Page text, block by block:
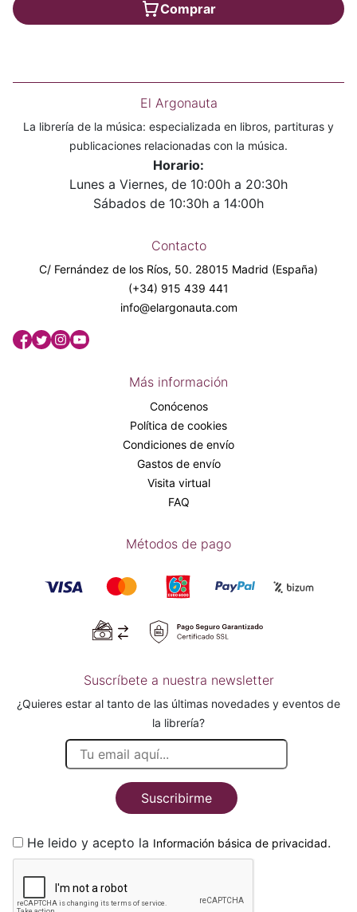
Comprar
El Argonauta
La librería de la música: especializada en libros, partituras y
publicaciones relacionadas con la música.
Horario:
Lunes a Viernes, de 10:00h a 20:30h
Sábados de 10:30h a 14:00h
Contacto
C/ Fernández de los Ríos, 50. 28015 Madrid (España)
(+34) 915 439 441
info@elargonauta.com
Más información
Conócenos
Política de cookies
Condiciones de envío
Gastos de envío
Visita virtual
FAQ
Métodos de pago
Suscríbete a nuestra newsletter
¿Quieres estar al tanto de las últimas novedades y eventos de
la librería?
Suscribirme
He leido y acepto la Información básica de privacidad.